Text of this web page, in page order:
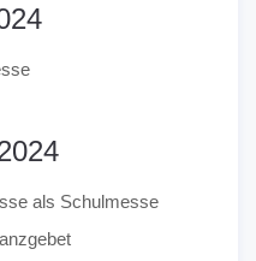
als Schulmesse